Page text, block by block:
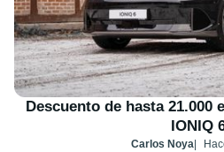
Descuento de hasta 21.000
IONIQ
Carlos Noya